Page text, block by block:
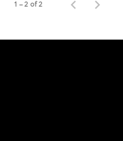
1 – 2 of 2